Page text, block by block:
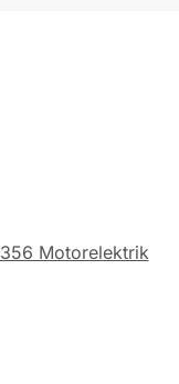
356 Motorelektrik